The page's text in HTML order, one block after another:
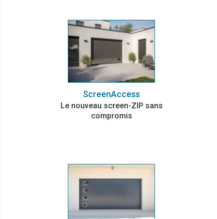
ScreenAccess
Le nouveau screen-ZIP sans
compromis